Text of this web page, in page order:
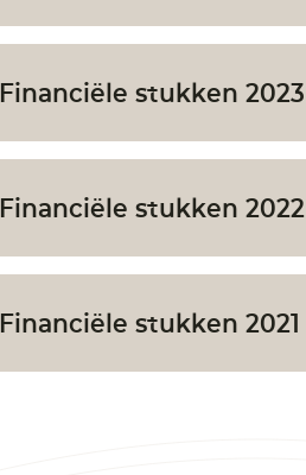
Financiële stukken 2023
Financiële stukken 2022
Financiële stukken 2021